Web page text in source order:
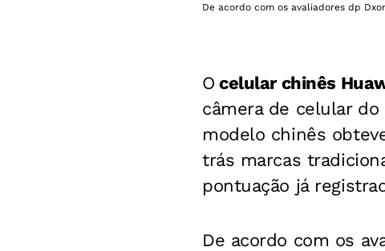
De acordo com os avaliadores dp
O celular chinês
câmera de celular
modelo chinês
trás marcas
pontuação já
De acordo com os